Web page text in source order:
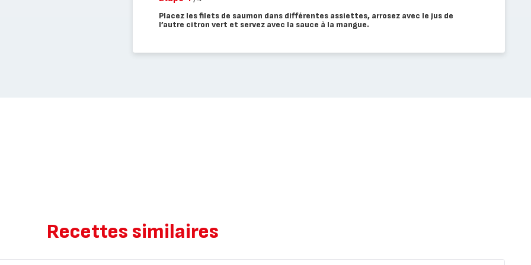
Placez les filets de saumon dans différentes assiettes, arrosez avec le jus de
l’autre citron vert et servez avec la sauce à la mangue.
Recettes similaires